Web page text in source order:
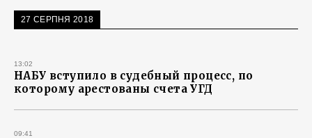
27 СЕРПНЯ 2018
13:02
НАБУ вступило в судебный процесс, по
которому арестованы счета УГД
09:41